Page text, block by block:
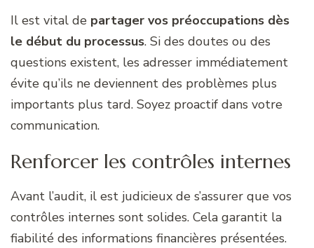
Il est vital de partager vos préoccupations dès
le début du processus. Si des doutes ou des
questions existent, les adresser immédiatement
évite qu’ils ne deviennent des problèmes plus
importants plus tard. Soyez proactif dans votre
communication.
Renforcer les contrôles internes
Avant l’audit, il est judicieux de s’assurer que vos
contrôles internes sont solides. Cela garantit la
fiabilité des informations financières présentées.